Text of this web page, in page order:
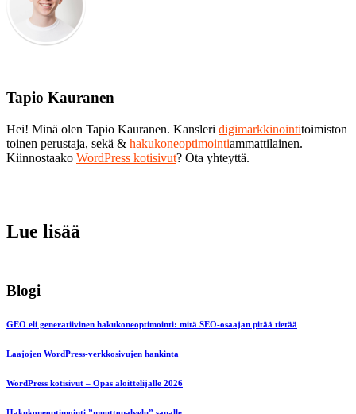
Tapio Kauranen
Hei! Minä olen Tapio Kauranen. Kansleri digimarkkinointitoimiston
toinen perustaja, sekä & hakukoneoptimointiammattilainen.
Kiinnostaako WordPress kotisivut? Ota yhteyttä.
Lue lisää
Blogi
GEO eli generatiivinen hakukoneoptimointi: mitä SEO-osaajan pitää tietää
Laajojen WordPress-verkkosivujen hankinta
WordPress kotisivut – Opas aloittelijalle 2026